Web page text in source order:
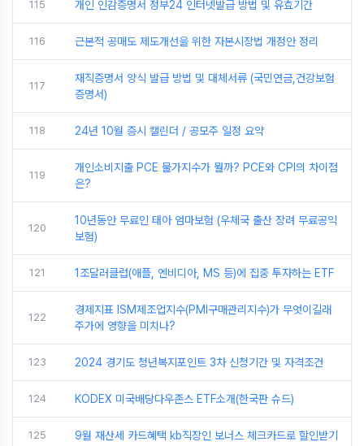
115 개인 인감증명서 정부24 인터넷발급 방법 및 유효기간
116 근본적 공매도 제도개선을 위한 자본시장법 개정안 정리
117
재직증명서 양식 발급 방법 및 대체서류 (국민연금,건강보험
증명서)
118 24년 10월 증시 캘린더 / 공모주 일정 요약
119
개인소비지출 PCE 물가지수가 뭘까? PCE와 CPI의 차이점
은?
120
10년동안 무료인 태아 엄마보험 (우체국 출산 장려 무료공익
보험)
121 1조달러클럽(애플, 엔비디아, MS 등)에 집중 투자하는 ETF
122
경제지표 ISM제조업지수(PMI구매관리지수)가 무엇이길래
주가에 영향을 미치나?
123 2024 경기도 청년복지포인트 3차 신청기간 및 자격조건
124 KODEX 미국배당다우존스 ETF소개(한국판 슈드)
125 9월 재산세 카드혜택 kb직장인 보너스 체크카드로 할인받기